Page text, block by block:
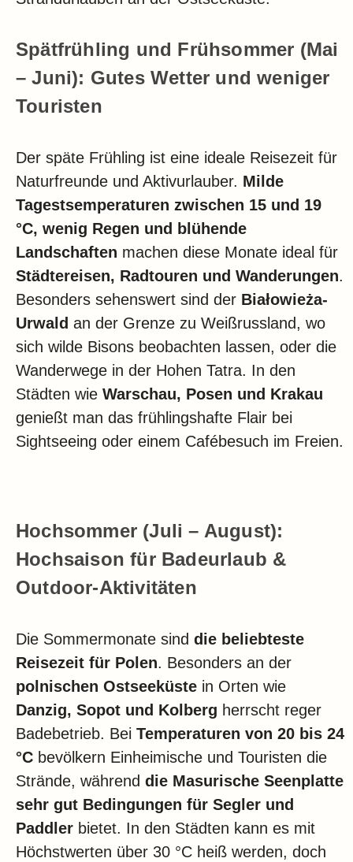
Spätfrühling und Frühsommer (Mai
– Juni): Gutes Wetter und weniger
Touristen
Der späte Frühling ist eine ideale Reisezeit für
Naturfreunde und Aktivurlauber. Milde
Tagestsemperaturen zwischen 15 und 19
°C, wenig Regen und blühende
Landschaften machen diese Monate ideal für
Städtereisen, Radtouren und Wanderungen.
Besonders sehenswert sind der Białowieża-
Urwald an der Grenze zu Weißrussland, wo
sich wilde Bisons beobachten lassen, oder die
Wanderwege in der Hohen Tatra. In den
Städten wie Warschau, Posen und Krakau
genießt man das frühlingshafte Flair bei
Sightseeing oder einem Cafébesuch im Freien.
Hochsommer (Juli – August):
Hochsaison für Badeurlaub &
Outdoor-Aktivitäten
Die Sommermonate sind die beliebteste
Reisezeit für Polen. Besonders an der
polnischen Ostseeküste in Orten wie
Danzig, Sopot und Kolberg herrscht reger
Badebetrieb. Bei Temperaturen von 20 bis 24
°C bevölkern Einheimische und Touristen die
Strände, während die Masurische Seenplatte
sehr gut Bedingungen für Segler und
Paddler bietet. In den Städten kann es mit
Höchstwerten über 30 °C heiß werden, doch